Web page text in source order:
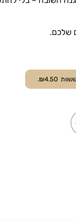
שלכם.
₪4.50
.